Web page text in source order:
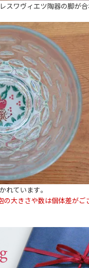
ワヴィエツ陶器の脚が合
れています。
の大きさや数は個体差が